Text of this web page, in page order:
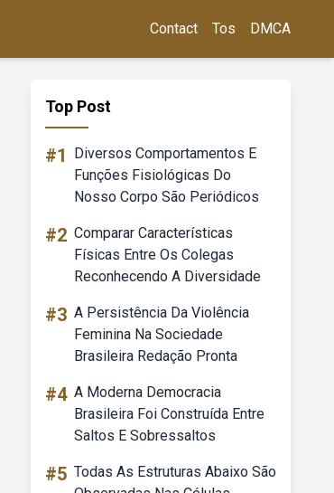
Contact Tos DMCA
Top Post
#1
Diversos Comportamentos E
Funções Fisiológicas Do
Nosso Corpo São Periódicos
#2 Comparar Características
Físicas Entre Os Colegas
Reconhecendo A Diversidade
#3 A Persistência Da Violência
Feminina Na Sociedade
Brasileira Redação Pronta
#4 A Moderna Democracia
Brasileira Foi Construída Entre
Saltos E Sobressaltos
#5 Todas As Estruturas Abaixo São